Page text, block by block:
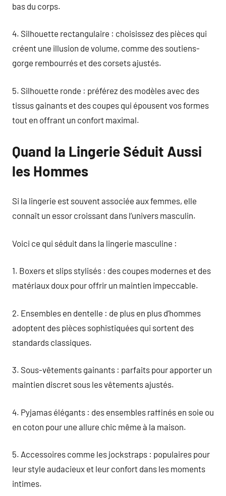
bas du corps.
4. Silhouette rectangulaire : choisissez des pièces qui
créent une illusion de volume, comme des soutiens-
gorge rembourrés et des corsets ajustés.
5. Silhouette ronde : préférez des modèles avec des
tissus gainants et des coupes qui épousent vos formes
tout en offrant un confort maximal.
Quand la Lingerie Séduit Aussi
les Hommes
Si la lingerie est souvent associée aux femmes, elle
connaît un essor croissant dans l’univers masculin.
Voici ce qui séduit dans la lingerie masculine :
1. Boxers et slips stylisés : des coupes modernes et des
matériaux doux pour offrir un maintien impeccable.
2. Ensembles en dentelle : de plus en plus d’hommes
adoptent des pièces sophistiquées qui sortent des
standards classiques.
3. Sous-vêtements gainants : parfaits pour apporter un
maintien discret sous les vêtements ajustés.
4. Pyjamas élégants : des ensembles raffinés en soie ou
en coton pour une allure chic même à la maison.
5. Accessoires comme les jockstraps : populaires pour
leur style audacieux et leur confort dans les moments
intimes.